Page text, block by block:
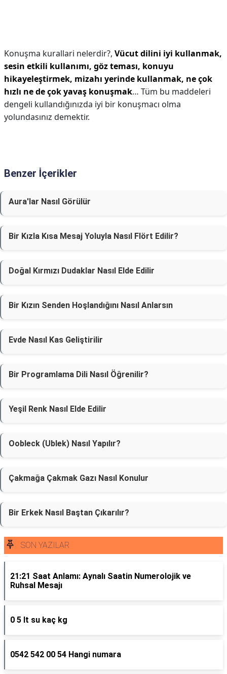
Konuşma kurallari nelerdir?, Vücut dilini iyi kullanmak,
sesin etkili kullanımı, göz teması, konuyu
hikayeleştirmek, mizahı yerinde kullanmak, ne çok
hızlı ne de çok yavaş konuşmak… Tüm bu maddeleri
dengeli kullandığınızda iyi bir konuşmacı olma
yolundasınız demektir.
Benzer İçerikler
Aura'lar Nasıl Görülür
Bir Kızla Kısa Mesaj Yoluyla Nasıl Flört Edilir?
Doğal Kırmızı Dudaklar Nasıl Elde Edilir
Bir Kızın Senden Hoşlandığını Nasıl Anlarsın
Evde Nasıl Kas Geliştirilir
Bir Programlama Dili Nasıl Öğrenilir?
Yeşil Renk Nasıl Elde Edilir
Oobleck (Ublek) Nasıl Yapılır?
Çakmağa Çakmak Gazı Nasıl Konulur
Bir Erkek Nasıl Baştan Çıkarılır?
SON YAZILAR
21:21 Saat Anlamı: Aynalı Saatin Numerolojik ve
Ruhsal Mesajı
0 5 lt su kaç kg
0542 542 00 54 Hangi numara